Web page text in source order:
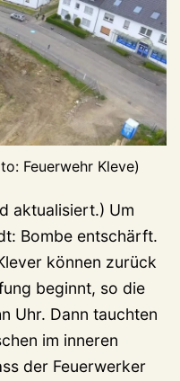
Feuerwehr Kleve)
aktualisiert.) Um
Bombe entschärft.
können zurück
beginnt, so die
Uhr. Dann tauchten
im inneren
der Feuerwerker